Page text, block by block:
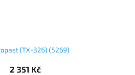
(TX-326) (5269)
2 351 Kč